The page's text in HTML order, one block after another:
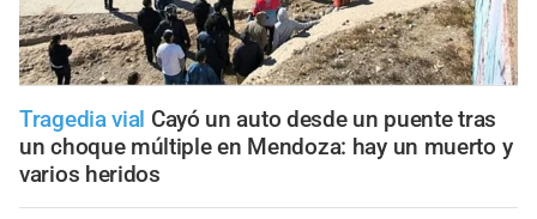
Tragedia vial Cayó un auto desde un puente tras
un choque múltiple en Mendoza: hay un muerto y
varios heridos